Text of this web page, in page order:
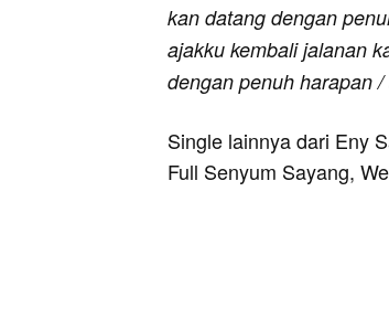
kan datang dengan
ajakku kembali jalanan
dengan penuh harapan
Single lainnya dari Eny
Full Senyum Sayang,